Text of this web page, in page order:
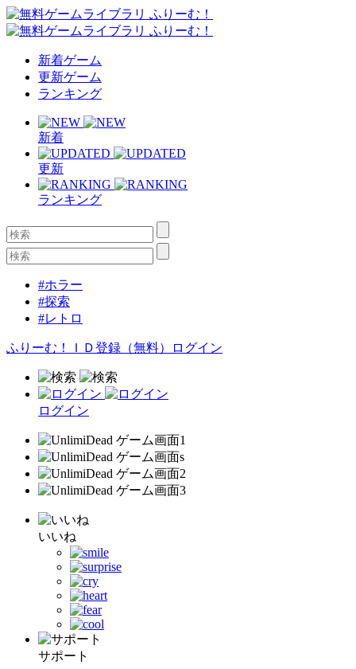
新着ゲーム
更新ゲーム
ランキング
新着
更新
ランキング
#ホラー
#探索
#レトロ
ふりーむ！ＩＤ登録（無料） ログイン
ログイン
いいね
サポート